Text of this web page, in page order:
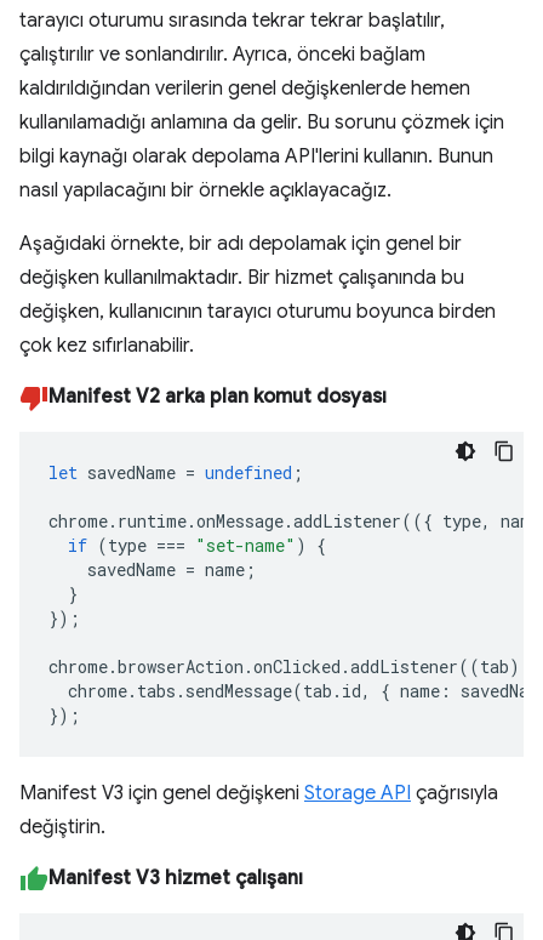
tarayıcı oturumu sırasında tekrar tekrar başlatılır,
çalıştırılır ve sonlandırılır. Ayrıca, önceki bağlam
kaldırıldığından verilerin genel değişkenlerde hemen
kullanılamadığı anlamına da gelir. Bu sorunu çözmek için
bilgi kaynağı olarak depolama API'lerini kullanın. Bunun
nasıl yapılacağını bir örnekle açıklayacağız.
Aşağıdaki örnekte, bir adı depolamak için genel bir
değişken kullanılmaktadır. Bir hizmet çalışanında bu
değişken, kullanıcının tarayıcı oturumu boyunca birden
çok kez sıfırlanabilir.
Manifest V2 arka plan komut dosyası
let savedName = undefined ;
chrome. runtime.onMessage.addListener(({ type,
name
if (type === "set-name" )
{
savedName = name ;
}
});
chrome.browserAction .onClicked .addListener((tab)
chrome. tabs . sendMessage(tab . id, { name :
});
Manifest V3 için genel değişkeni Storage API çağrısıyla
değiştirin.
Manifest V3 hizmet çalışanı